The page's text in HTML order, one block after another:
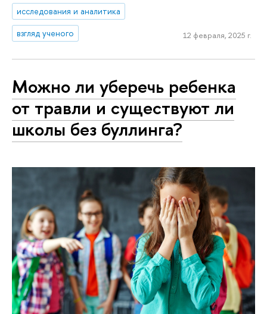
исследования и аналитика
взгляд ученого
12 февраля, 2025 г.
Можно ли уберечь ребенка
от травли и существуют ли
школы без буллинга?